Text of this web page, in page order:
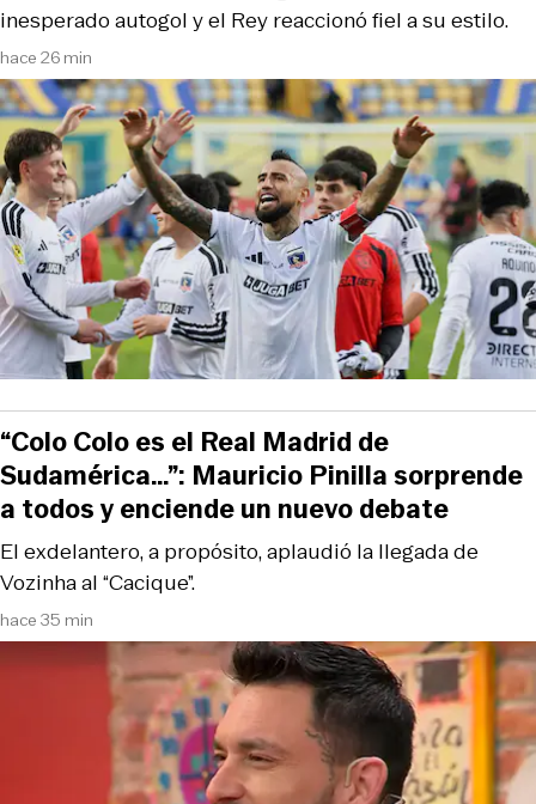
hace 26 min
inesperado autogol y el Rey reaccionó fiel a su estilo.
hace 35 min
El exdelantero, a propósito, aplaudió la llegada de
Vozinha al “Cacique”.
“Colo Colo es el Real Madrid de
Sudamérica…”: Mauricio Pinilla sorprende
a todos y enciende un nuevo debate